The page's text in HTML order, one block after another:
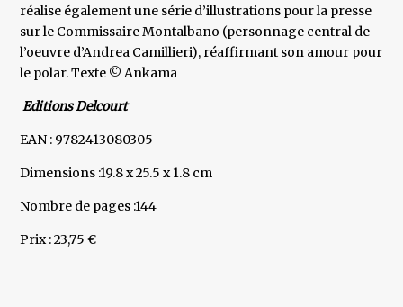
réalise également une série d’illustrations pour la presse
sur le Commissaire Montalbano (personnage central de
l’oeuvre d’Andrea Camillieri), réaffirmant son amour pour
le polar. Texte © Ankama
Editions Delcourt
EAN : 9782413080305
Dimensions :19.8 x 25.5 x 1.8 cm
Nombre de pages :144
Prix : 23,75 €